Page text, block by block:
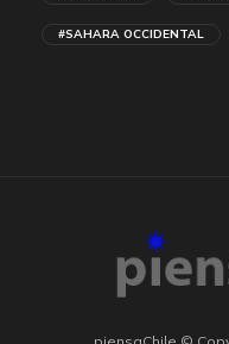
#SAHARA OCCIDENTAL